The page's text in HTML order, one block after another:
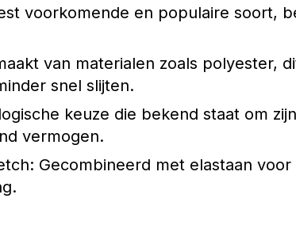
voorkomende en populaire soort,
van materialen zoals polyester,
snel slijten.
keuze die bekend staat om
vermogen.
Gecombineerd met elastaan